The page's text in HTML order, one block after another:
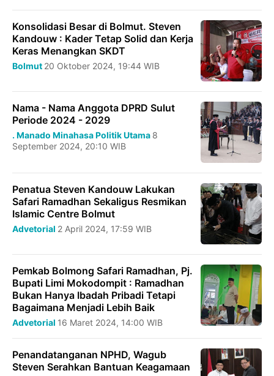
Konsolidasi Besar di Bolmut. Steven
Kandouw : Kader Tetap Solid dan Kerja
Keras Menangkan SKDT
Bolmut 20 Oktober 2024, 19:44 WIB
Nama - Nama Anggota DPRD Sulut
Periode 2024 - 2029
.Manado MinahasaPolitikUtama 8
September 2024, 20:10 WIB
Penatua Steven Kandouw Lakukan
Safari Ramadhan Sekaligus Resmikan
Islamic Centre Bolmut
Advetorial 2 April 2024, 17:59 WIB
Pemkab Bolmong Safari Ramadhan, Pj.
Bupati Limi Mokodompit : Ramadhan
Bukan Hanya Ibadah Pribadi Tetapi
Bagaimana Menjadi Lebih Baik
Advetorial 16 Maret 2024, 14:00 WIB
Penandatanganan NPHD, Wagub
Steven Serahkan Bantuan Keagamaan